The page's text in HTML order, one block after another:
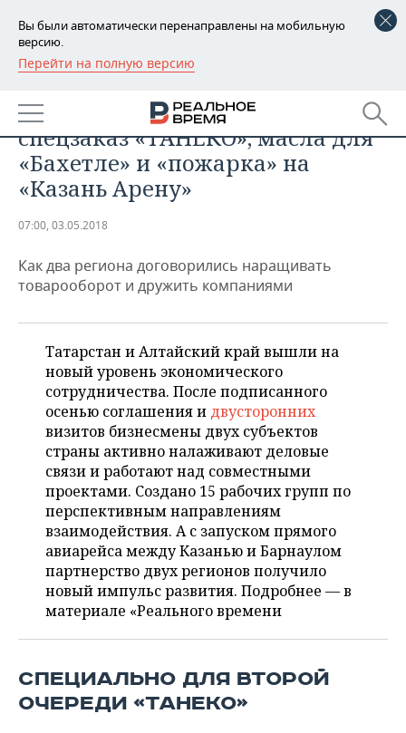
Вы были автоматически перенаправлены на мобильную
версию.
Перейти на полную версию
РЕГИОНЫ
БАШКОРТОСТАН
ТАТАРСТАН
УДМУРТИЯ
НОВОСТИ
АНАЛИТИКА
НОВОСТИ АНАЛИТИКИ
ДЕКЛАРАЦИИ О ДОХОДАХ
КОРОЛИ ГОСЗАКАЗА ПФО
КОМУ ПРИНАДЛЕЖАТ
ТОРГОВЫЕ ЦЕНТРЫ
ТАТАРСТАНА
ЭКОНОМИКА
НОВОСТИ ЭКОНОМИКИ
ФИНАНСЫ
БЮДЖЕТ
ИНВЕСТИЦИИ
ПРОМЫШЛЕННОСТЬ
НОВОСТИ
ПРОМЫШЛЕННОСТИ
АГРОПРОМ
МАШИНОСТРОЕНИЕ
НЕФТЕХИМИЯ
НЕФТЬ
ОПК
ЭНЕРГЕТИКА
НЕДВИЖИМОСТЬ
НОВОСТИ АВТО
БИЗНЕС
НОВОСТИ БИЗНЕСА
РОЗНИЧНАЯ ТОРГОВЛЯ
ТРАНСПОРТ
УСЛУГИ
ТЕХНОЛОГИИ
НОВОСТИ ТЕХНОЛОГИЙ
МЕДИА
ТЕЛЕКОММУНИКАЦИИ
МЕРОПРИЯТИЯ
НОВОСТИ МЕРОПРИЯТИЙ
ВЫЕЗДНАЯ РЕДАКЦИЯ
БИЗНЕС-БРАНЧИ
ONLINE-КОНФЕРЕНЦИИ
СПОРТ
НОВОСТИ СПОРТА
ФУТБОЛ
ХОККЕЙ
ВОЛЕЙБОЛ
ОБЩЕСТВО
НОВОСТИ ОБЩЕСТВА
ВЛАСТЬ
ИСТОРИЯ
ФОТОГАЛЕРЕЯ
СЮЖЕТЫ
СПИСОК ПЕРСОН
ПОЛНАЯ ВЕРСИЯ
Алтай для Татарстана:
спецзаказ «ТАНЕКО», масла для
«Бахетле» и «пожарка» на
«Казань Арену»
07:00, 03.05.2018
Как два региона договорились наращивать
товарооборот и дружить компаниями
Татарстан и Алтайский край вышли на
новый уровень экономического
сотрудничества. После подписанного
осенью соглашения и двусторонних
визитов бизнесмены двух субъектов
страны активно налаживают деловые
связи и работают над совместными
проектами. Создано 15 рабочих групп по
перспективным направлениям
взаимодействия. А с запуском прямого
авиарейса между Казанью и Барнаулом
партнерство двух регионов получило
новый импульс развития. Подробнее — в
материале «Реального времени
СПЕЦИАЛЬНО ДЛЯ ВТОРОЙ
ОЧЕРЕДИ «ТАНЕКО»